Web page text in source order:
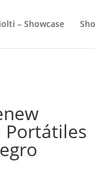
– Showcase
PRODUCTOS
Portátiles